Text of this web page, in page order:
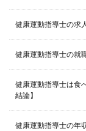
健康運動指導士の求
健康運動指導士の就
健康運動指導士は食
結論】
健康運動指導士の年